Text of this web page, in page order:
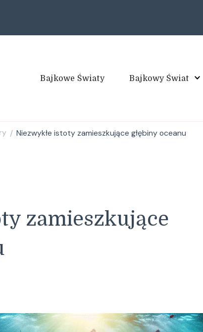
Bajkowe Światy Bajkowy Świat
/ Niezwykłe istoty zamieszkujące głębiny oceanu
zamieszkujące